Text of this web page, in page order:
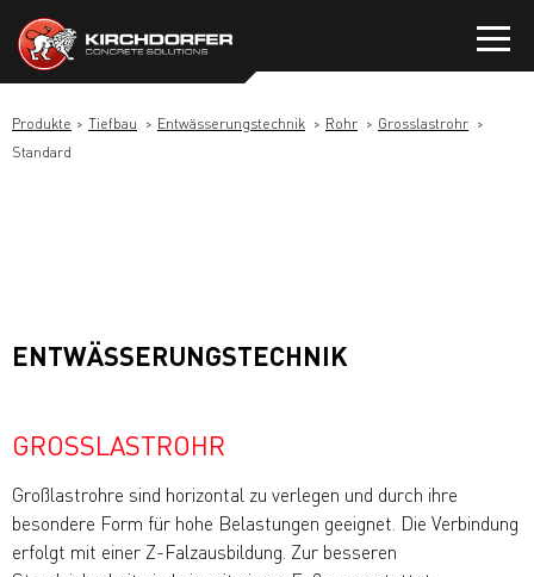
Inhalt
springen
Produkte Tiefbau Entwässerungstechnik Rohr
Grosslastrohr
Standard
ENTWÄSSERUNGSTECHNIK
GROSSLASTROHR
Großlastrohre sind horizontal zu verlegen und durch ihre
besondere Form für hohe Belastungen geeignet. Die Verbindung
erfolgt mit einer Z-Falzausbildung. Zur besseren